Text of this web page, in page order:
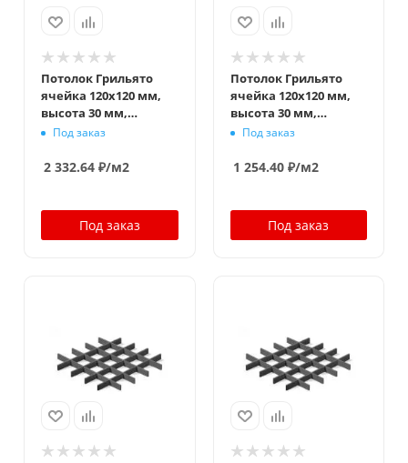
Потолок Грильято
ячейка 120x120 мм,
высота 30 мм,
ширина 5 мм,
Под заказ
2 332.64 ₽/м2
Под заказ
Потолок Грильято
ячейка 120x120 мм,
высота 30 мм,
ширина 10 мм,
Под заказ
1 254.40₽/м2
Под заказ